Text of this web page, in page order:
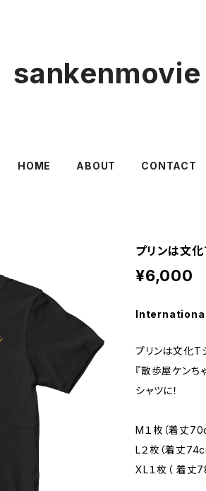
sankenmovie
HOME ABOUT CONTACT
プリンは文化
¥6,000
プリンは文化Tシ
『散歩屋ケンち
シャツに！
M１枚（着丈
L２枚（着丈
XL１枚（ 着丈